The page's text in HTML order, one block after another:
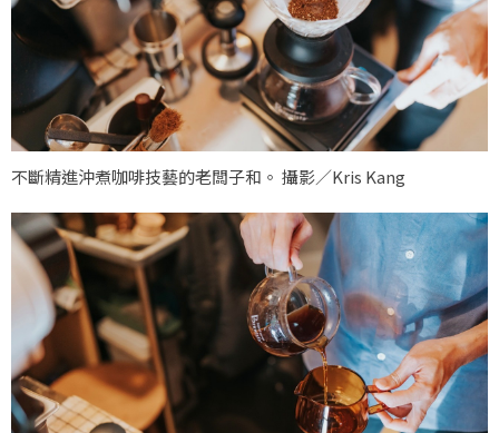
不斷精進沖煮咖啡技藝的老闆子和。 攝影／Kris Kang